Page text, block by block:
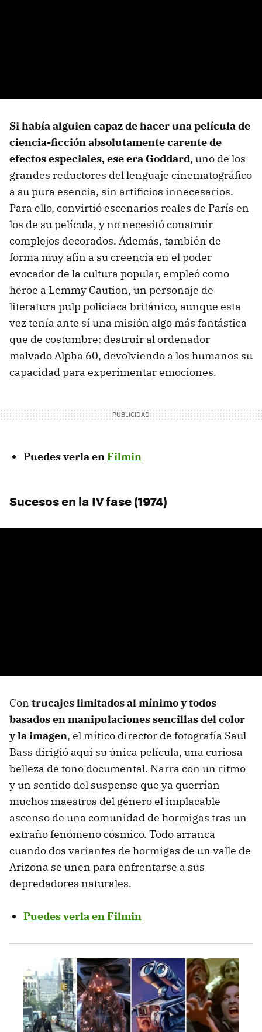
Si había alguien capaz de hacer una película de
ciencia-ficción absolutamente carente de
efectos especiales, ese era Goddard, uno de los
grandes reductores del lenguaje cinematográfico
a su pura esencia, sin artificios innecesarios.
Para ello, convirtió escenarios reales de París en
los de su película, y no necesitó construir
complejos decorados. Además, también de
forma muy afín a su creencia en el poder
evocador de la cultura popular, empleó como
héroe a Lemmy Caution, un personaje de
literatura pulp policiaca británico, aunque esta
vez tenía ante sí una misión algo más fantástica
que de costumbre: destruir al ordenador
malvado Alpha 60, devolviendo a los humanos su
capacidad para experimentar emociones.
Puedes verla enFilmin
Sucesos en la IV fase (1974)
Con trucajes limitados al mínimo y todos
basados en manipulaciones sencillas del color
y la imagen, el mítico director de fotografía Saul
Bass dirigió aquí su única película, una curiosa
belleza de tono documental. Narra con un ritmo
y un sentido del suspense que ya querrían
muchos maestros del género el implacable
ascenso de una comunidad de hormigas tras un
extraño fenómeno cósmico. Todo arranca
cuando dos variantes de hormigas de un valle de
Arizona se unen para enfrentarse a sus
depredadores naturales.
Puedes verla en Filmin